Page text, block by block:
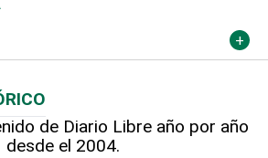
de Diario Libre año por año
desde el 2004.